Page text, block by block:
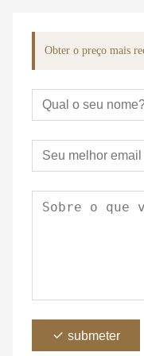
Obter o preço mais
submeter